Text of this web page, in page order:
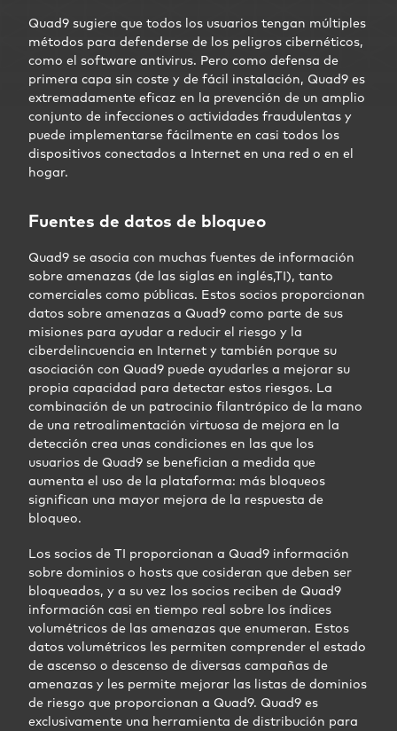
Quad9 sugiere que todos los usuarios tengan múltiples
métodos para defenderse de los peligros cibernéticos,
como el software antivirus. Pero como defensa de
primera capa sin coste y de fácil instalación, Quad9 es
extremadamente eficaz en la prevención de un amplio
conjunto de infecciones o actividades fraudulentas y
puede implementarse fácilmente en casi todos los
dispositivos conectados a Internet en una red o en el
hogar.
Fuentes de datos de bloqueo
Quad9 se asocia con muchas fuentes de información
sobre amenazas (de las siglas en inglés,TI), tanto
comerciales como públicas. Estos socios proporcionan
datos sobre amenazas a Quad9 como parte de sus
misiones para ayudar a reducir el riesgo y la
ciberdelincuencia en Internet y también porque su
asociación con Quad9 puede ayudarles a mejorar su
propia capacidad para detectar estos riesgos. La
combinación de un patrocinio filantrópico de la mano
de una retroalimentación virtuosa de mejora en la
detección crea unas condiciones en las que los
usuarios de Quad9 se benefician a medida que
aumenta el uso de la plataforma: más bloqueos
significan una mayor mejora de la respuesta de
bloqueo.
Los socios de TI proporcionan a Quad9 información
sobre dominios o hosts que cosideran que deben ser
bloqueados, y a su vez los socios reciben de Quad9
información casi en tiempo real sobre los índices
volumétricos de las amenazas que enumeran. Estos
datos volumétricos les permiten comprender el estado
de ascenso o descenso de diversas campañas de
amenazas y les permite mejorar las listas de dominios
de riesgo que proporcionan a Quad9. Quad9 es
exclusivamente una herramienta de distribución para